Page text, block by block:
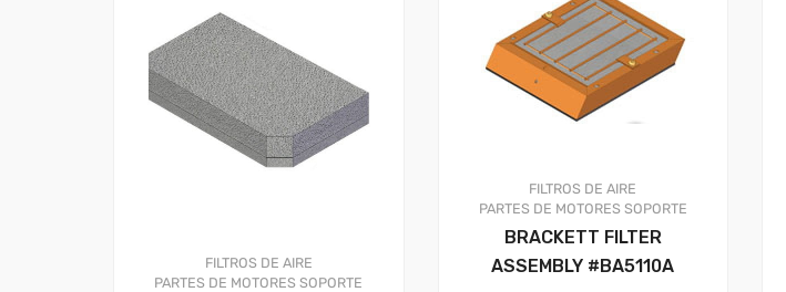
FILTROS DE AIRE
PARTES DE MOTORES SOPORTE
FILTROS DE AIRE
PARTES DE MOTORES SOPORTE
BRACKETT FILTER
ASSEMBLY #BA5110A